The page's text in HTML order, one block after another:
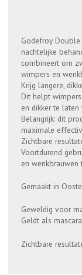
Godefroy
nachtelijke
combineert om
wimpers en
Krijg langere,
Dit helpt
en dikker te laten
Belangrijk: dit
maximale
Zichtbare
Voortdurend
en wenkbrauwen
Gemaakt in
Geweldig voor
Geldt als mascara
Zichtbare